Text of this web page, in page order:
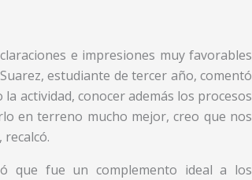
e impresiones muy favorables
estudiante de tercer año, comentó
actividad, conocer además los procesos
en terreno mucho mejor, creo que nos
que fue un complemento ideal a los